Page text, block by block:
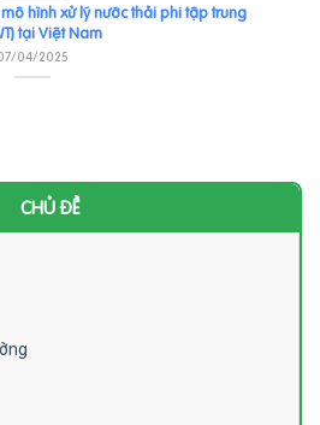
CHỦ ĐỀ
hình xử lý nước thải phi tập trung
tại Việt Nam
04/2025